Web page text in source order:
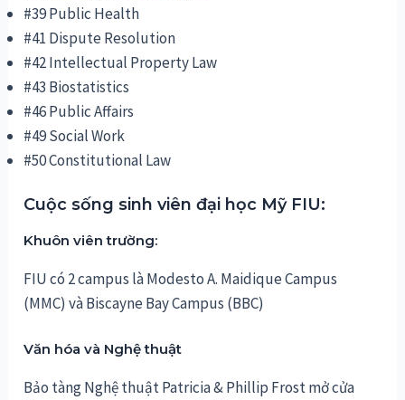
#39 Public Health
#41 Dispute Resolution
#42 Intellectual Property Law
#43 Biostatistics
#46 Public Affairs
#49 Social Work
#50 Constitutional Law
Cuộc sống sinh viên đại học Mỹ FIU:
Khuôn viên trường:
FIU có 2 campus là Modesto A. Maidique Campus
(MMC) và Biscayne Bay Campus (BBC)
Văn hóa và Nghệ thuật
Bảo tàng Nghệ thuật Patricia & Phillip Frost mở cửa